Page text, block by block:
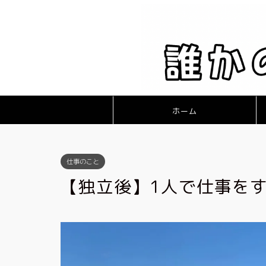
ホーム
仕事のこと
【独立後】1人で仕事を